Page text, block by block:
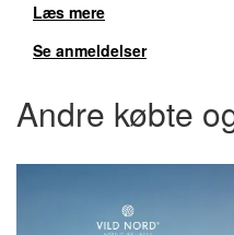
Læs mere
Se anmeldelser
Andre købte